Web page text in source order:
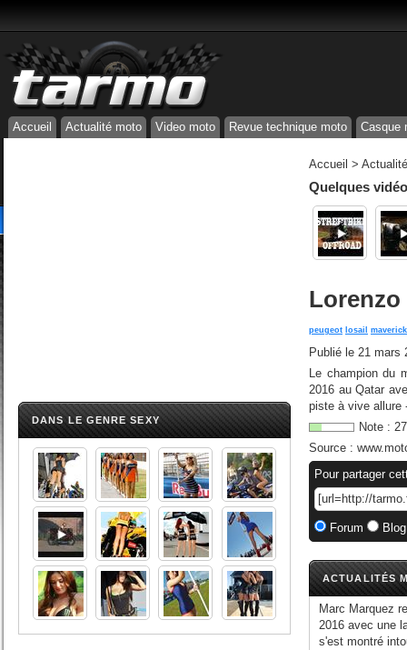
Accueil Actualité moto Video moto Revue technique moto Casque
DANS LE GENRE SEXY
Accueil >
Quelques
Lorenzo
peugeot losail
Publié le 21 mars
Le champion du
2016 au Qatar
piste à vive allure
Note : 27
Source :
Pour partager
Forum
ACTUALITÉS
Marc Marquez
2016 avec une
s'est montré